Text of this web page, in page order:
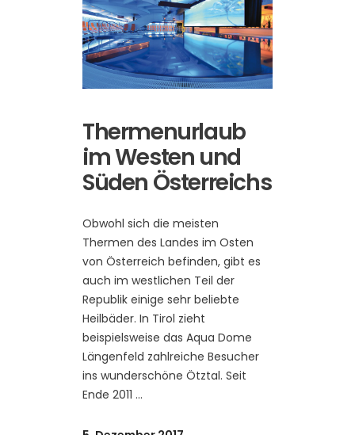
Thermenurlaub
im Westen und
Süden Österreichs
Obwohl sich die meisten
Thermen des Landes im Osten
von Österreich befinden, gibt es
auch im westlichen Teil der
Republik einige sehr beliebte
Heilbäder. In Tirol zieht
beispielsweise das Aqua Dome
Längenfeld zahlreiche Besucher
ins wunderschöne Ötztal. Seit
Ende 2011